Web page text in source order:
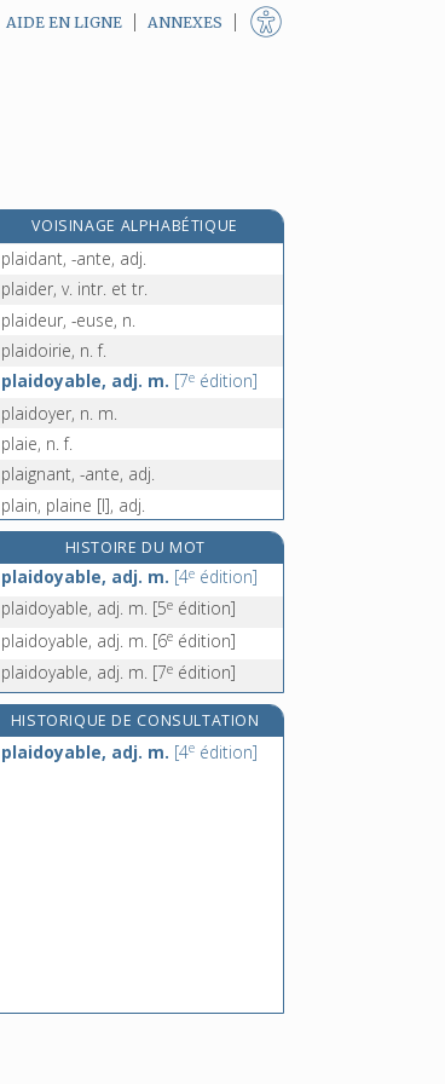
AIDE EN LIGNE ANNEXES
VOISINAGE ALPHABÉTIQUE
plaidable, adj.
plaidant, -ante, adj.
plaider, v. intr. et tr.
plaideur, -euse, n.
plaidoirie, n. f.
plaidoyable, adj. m. [7e édition]
plaidoyer, n. m.
plaie, n. f.
plaignant, -ante, adj.
plain, plaine [I], adj.
plain [II], n. m.
plain-chant, n. m.
plaindre, v. tr. et pron.
plain-pied (de), loc. adj. ou adv.
HISTOIRE DU MOT
plaidoyable, adj. m. [4e édition]
plaidoyable, adj. m. [5e édition]
plaidoyable, adj. m. [6e édition]
plaidoyable, adj. m. [7e édition]
HISTORIQUE DE CONSULTATION
plaidoyable, adj. m. [4e édition]